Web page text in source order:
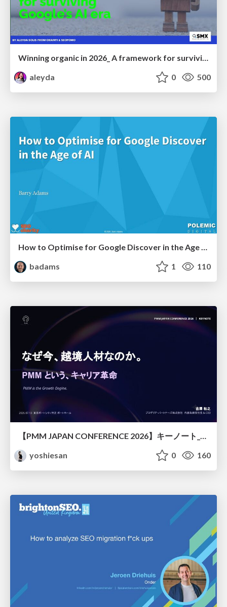
Winning organic in 2026_ A framework for surviving Google’s AI era
aleyda
0 500
badams
1 110
【PMM JAPAN CONFERENCE 2026】キーノート_なぜ今越境人材なのか
yoshiesan
0 160